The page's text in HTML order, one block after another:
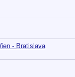
- Bratislava